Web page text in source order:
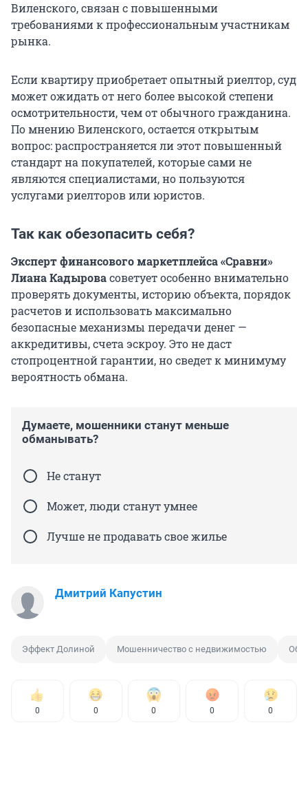
Виленского, связан с повышенными
требованиями к профессиональным участникам
рынка.
Если квартиру приобретает опытный риелтор, суд
может ожидать от него более высокой степени
осмотрительности, чем от обычного гражданина.
По мнению Виленского, остается открытым
вопрос: распространяется ли этот повышенный
стандарт на покупателей, которые сами не
являются специалистами, но пользуются
услугами риелторов или юристов.
Так как обезопасить себя?
Эксперт финансового маркетплейса «Сравни»
Лиана Кадыровасоветует особенно внимательно
проверять документы, историю объекта, порядок
расчетов и использовать максимально
безопасные механизмы передачи денег —
аккредитивы, счета эскроу. Это не даст
стопроцентной гарантии, но сведет к минимуму
вероятность обмана.
Думаете, мошенники станут меньше
обманывать?
Не станут
Может, люди станут умнее
Лучше не продавать свое жилье
Дмитрий Капустин
Эффект Долиной Мошенничество с недвижимостью
0 0 0 0 0